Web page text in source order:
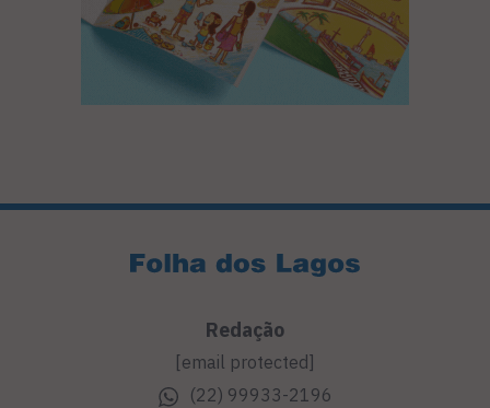
Redação
[email protected]
(22) 99933-2196